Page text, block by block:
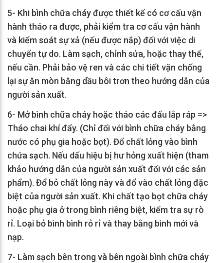
5- Khi bình chữa cháy được thiết kế có cơ cấu vận
hành tháo ra được, phải kiểm tra cơ cấu vận hành
và kiểm soát sự xả (nếu được nắp) đối với việc di
chuyển tự do. Làm sạch, chỉnh sửa, hoặc thay thế,
nếu cần. Phải bảo vệ ren và các chi tiết vặn chống
lại sự ăn mòn bằng dầu bôi trơn theo hướng dẫn của
người sản xuất.
6- Mở bình chữa cháy hoặc tháo các đấu lắp ráp =>
Tháo chai khí đẩy. (Chỉ đối với bình chữa cháy bằng
nước có phụ gia hoặc bọt). Đổ chất lỏng vào bình
chứa sạch. Nếu dấu hiệu bị hư hỏng xuất hiện (tham
khảo hướng dẫn của người sản xuất đối với các sản
phẩm). Đổ bỏ chất lỏng này và đổ vào chất lỏng đặc
biệt của người sản xuất. Khi chất tạo bọt chữa cháy
hoặc phụ gia ở trong bình riêng biệt, kiểm tra sự rò
rỉ. Loại bỏ bình bình rỏ rỉ và thay bằng bình mới và
nạp.
7- Làm sạch bên trong và bên ngoài bình chữa cháy